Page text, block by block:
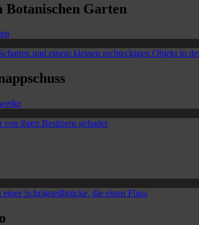
Botanischen Garten